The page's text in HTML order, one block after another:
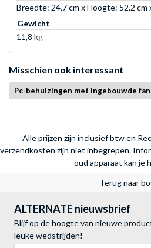
Breedte: 24,7 cm x Hoogte: 52,2
Gewicht
11,8 kg
Misschien ook interessant
Pc-behuizingen met ingebouwde
Alle prijzen zijn inclusief btw en
verzendkosten zijn niet inbegrepen.
oud apparaat kan je
Terug naar
ALTERNATE nieuwsbrief
Blijf op de hoogte van nieuwe
leuke wedstrijden!